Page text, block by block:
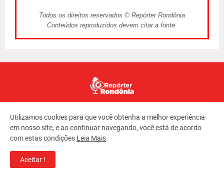
Todos os direitos reservados © Repórter Rondônia
Conteúdos reproduzidos devem citar a fonte.
Utilizamos cookies para que você obtenha a melhor experiência
em nosso site, e ao continuar navegando, você está de acordo
com estas condições Leia Mais
Aceitar !